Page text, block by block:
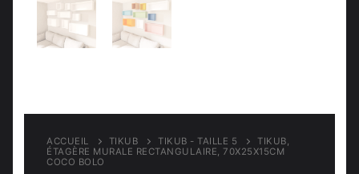
ACCUEIL TIKUB TIKUB - TAILLE 5
TIKUB,
ÉTAGÈRE MURALE RECTANGULAIRE, 70X25X15CM
COCO BOLO